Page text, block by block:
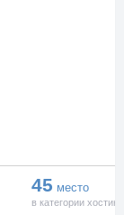
45 место
в категории хостинг